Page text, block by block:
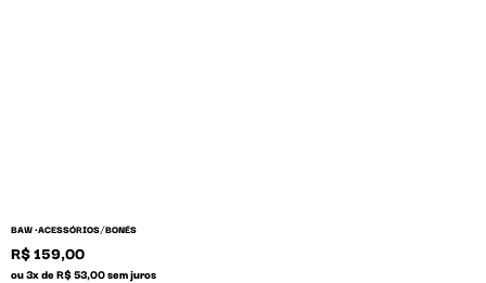
BAW •ACESSÓRIOS/BONÉS
R$ 159,00
ou 3x de R$ 53,00 sem juros